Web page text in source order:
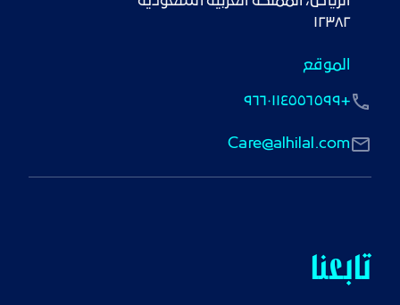
١٢٣٨٢
الموقع
Care@alhilal.com
+٩٦٦٠١١٤٥٥٦٥٩٩
تابعنا